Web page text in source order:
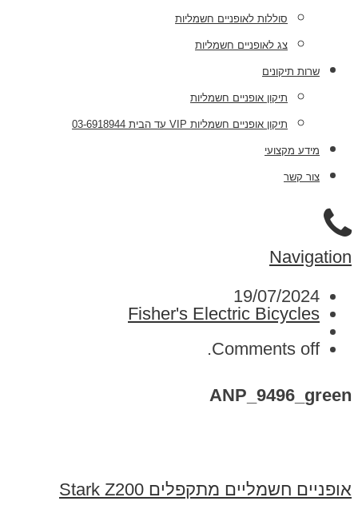
סוללות לאופניים חשמליות
צג לאופניים חשמליות
שרות תיקונים
תיקון אופניים חשמליות
תיקון אופניים חשמליות VIP עד הבית 03-6918944
מידע מקצועי
צור קשר
Navigation
19/07/2024
Fisher's Electric Bicycles
Comments off.
ANP_9496_green
‏אופניים חשמליים ‏מתקפלים Stark Z200